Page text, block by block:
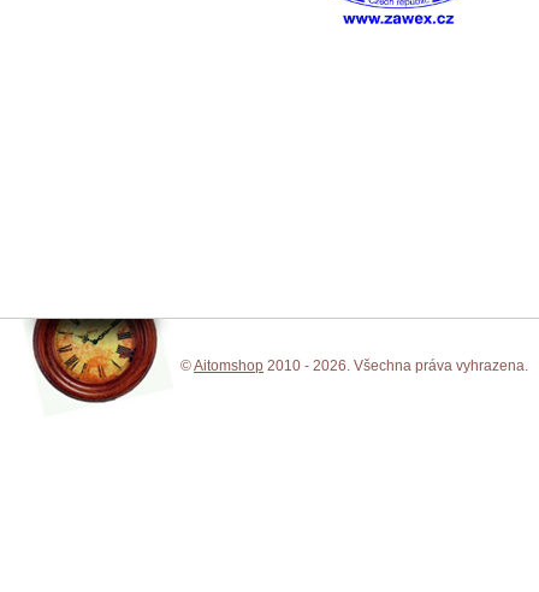
©Aitomshop 2010 - 2026. Všechna práva vyhrazena.